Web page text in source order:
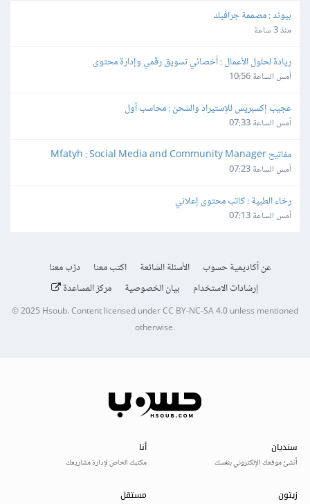
بيوند : مصممة جرافيك
منذ 3 ساعة
ريادة لحلول الأعمال : أخصائي تسويق رقمي وإدارة محتوى
أمس الساعة 10:56
عجيب إكسبريس للإستيراد والشحن : محاسب أول
أمس الساعة 07:33
مفاتيح Mfatyh : Social Media and Community Manager
أمس الساعة 07:23
رخاء الطبية : كاتب محتوى إعلاني
أمس الساعة 07:13
عن أكاديمية حسوب الأسئلة الشائعة اكتب معنا
درّب معنا
إرشادات الاستخدام
بيان الخصوصية مركز المساعدة
© 2025 Hsoub.Content licensed underCC BY-NC-SA 4.0unless mentioned
otherwise.